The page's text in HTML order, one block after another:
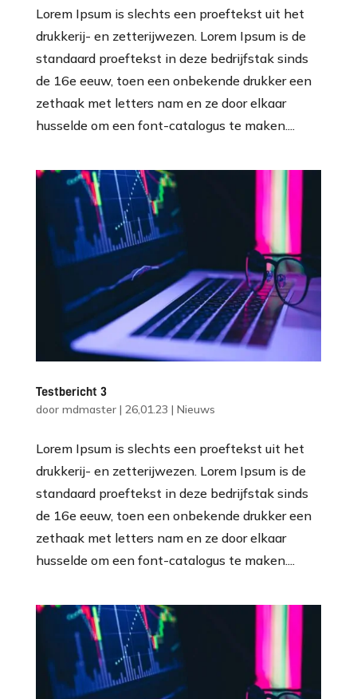
Lorem Ipsum is slechts een proeftekst uit het
drukkerij- en zetterijwezen. Lorem Ipsum is de
standaard proeftekst in deze bedrijfstak sinds
de 16e eeuw, toen een onbekende drukker een
zethaak met letters nam en ze door elkaar
husselde om een font-catalogus te maken....
Testbericht 3
door mdmaster| 26,01.23 | Nieuws
Lorem Ipsum is slechts een proeftekst uit het
drukkerij- en zetterijwezen. Lorem Ipsum is de
standaard proeftekst in deze bedrijfstak sinds
de 16e eeuw, toen een onbekende drukker een
zethaak met letters nam en ze door elkaar
husselde om een font-catalogus te maken....